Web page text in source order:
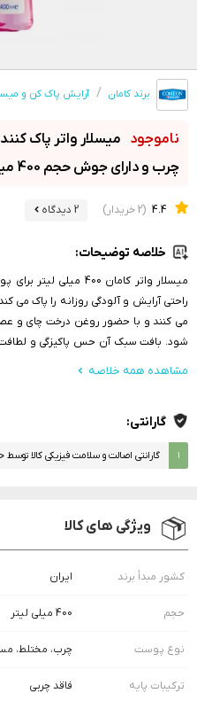
برند کامان آرایش پاک کن و
میسلار واتر پاک
چرب و دارای جوش حجم 400 میلی لیتر
4.4 (2 خریدار) 2 دیدگاه
خلاصه توضیحات:
میسلار واتر کامان
راحتی آرایش و آلودگی روزانه را پاک می
می کنند و با حضور روغن درخت چای و
شود. بافت سبک آن حس پاکیزگی و
مشاهده همه خلاصه
گارانتی:
۱ گارانتی اصالت و سلامت فیزیکی کالا توسط
ویژگی های کالا
کشور مبدأ برند ایران
حجم 400 میلی لیتر
نوع پوست چرب، مختلط،
ترکیبات پایه فاقد چربی